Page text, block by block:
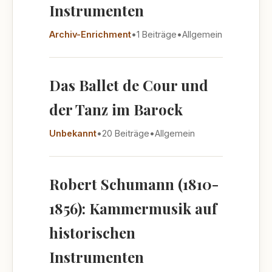
Instrumenten
Archiv-Enrichment•1 Beiträge•Allgemein
Das Ballet de Cour und
der Tanz im Barock
Unbekannt•20 Beiträge•Allgemein
Robert Schumann (1810-
1856): Kammermusik auf
historischen
Instrumenten